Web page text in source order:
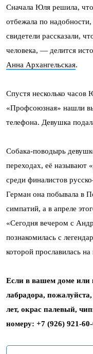
Сначала Юля решила,
отбежала по
свидетели рассказали,
человека, — делится
Анна Архангельская.
Спустя несколько часов
«Профсоюзная» нашли
телефона. Девушка
Собака-поводырь
переходах, её называют
среди финалистов
Герман она побывала в
симпатий, а в апреле
«Сегодня вечером с
познакомилась с
которой прославилась на
Если в вашем доме или
лабрадора,
лет, окрас палевый,
номеру: +7 (926) 921-